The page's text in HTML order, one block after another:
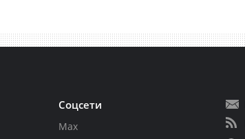
Соцсети
Max